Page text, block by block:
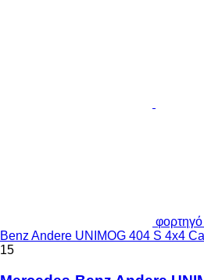
Benz Andere UNIMOG 404 S 4x4
15